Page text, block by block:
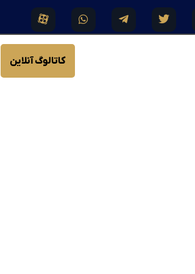
کاتالوگ آنلاین